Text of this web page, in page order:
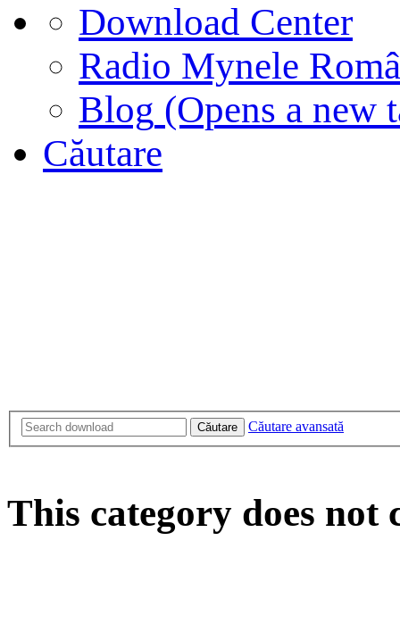
Download Center
Radio Mynele
Blog (Opens a new
Căutare
Căutare Căutare avansată
This category does not